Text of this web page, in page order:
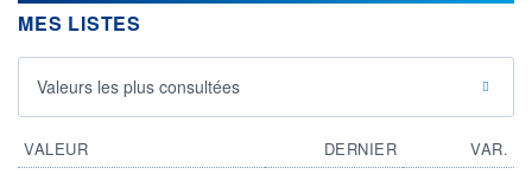
MES LISTES
Valeurs les plus consultées
VALEUR DERNIER
VAR.